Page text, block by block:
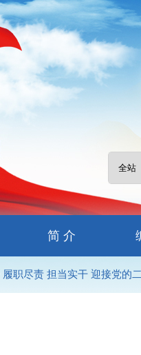
简 介
履职尽责 担当实干 迎接党的